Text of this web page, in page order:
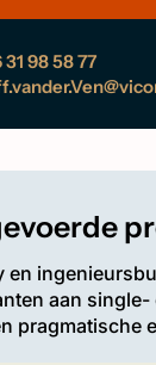
31 98 58 77
en
aan
pragmatische